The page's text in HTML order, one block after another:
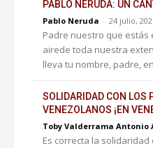
PABLO NERUDA: UN
Pablo Neruda - 24 julio,
Padre nuestro que estás
airede toda nuestra
lleva tu nombre, padre,
SOLIDARIDAD CON LOS
VENEZOLANOS ¡EN
Toby Valderrama Antonio
Es correcta la